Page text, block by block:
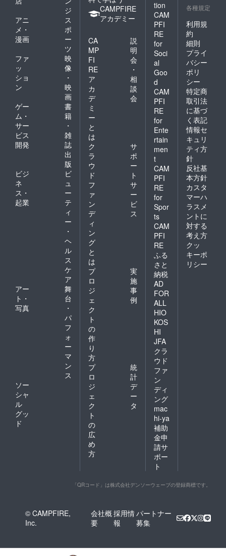
ジ
アニ
メ・
漫画
ス
ポ
ー
ツ
ファ
ッ
ショ
ン
映
像
・
映
画
ゲー
ム・
サー
ビス
開発
書
籍
・
雑
誌
出
版
ビジ
ネ
ス・
起業
ビ
ュ
ー
テ
ィ
ー
・
ヘ
ル
ス
ケ
ア
アー
ト・
写真
舞
台
・
パ
フ
ォ
ー
マ
ン
ス
ソー
シャ
ル
グッ
ド
CAMPFIRE
アカデミー
CA
MP
FI
RE
ア
カ
デ
ミ
ー
と
は
説
明
会
・
相
談
会
ク
ラ
ウ
ド
フ
ァ
ン
デ
ィ
ン
グ
と
は
サ
ポ
ー
ト
サ
ー
ビ
ス
プ
ロ
ジ
ェ
ク
ト
の
作
り
方
実
施
事
例
プ
ロ
ジ
ェ
ク
ト
の
広
め
方
統
計
デ
ー
タ
tion
CAM
PFI
RE
for
Soci
al
Goo
d
CAM
PFI
RE
for
Ente
rtain
men
t
CAM
PFI
RE
for
Spor
ts
CAM
PFI
RE
ふる
さと
納税
AD
FOR
ALL
HIO
KOS
HI
JFA
クラ
ウド
ファ
ン
ディ
ング
mac
hi-ya
補助
金申
請サ
ポー
ト
各種規定
利用規
約
細則
プライ
バシー
ポリ
シー
特定商
取引法
に基づ
く表記
情報セ
キュリ
ティ方
針
反社基
本方針
カスタ
マーハ
ラスメ
ントに
対する
考え方
クッ
キーポ
リシー
「QRコード」は株式会社デンソーウェーブの登録商標です。
© CAMPFIRE,
Inc.
会社概
要
採用情
報
パートナー
募集